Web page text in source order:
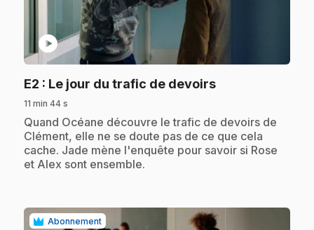
play_circle
E2 : Le jour du trafic de devoirs.
11 min 44 s
.Quand Océane découvre le trafic de devoirs de
Clément, elle ne se doute pas de ce que cela
cache. Jade mène l'enquête pour savoir si Rose
et Alex sont ensemble.
Abonnement